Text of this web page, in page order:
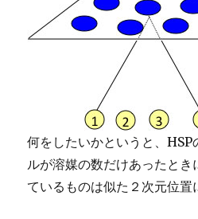
何をしたいかというと、HSP
ルが溶媒の数だけあったと
ているものは似た２次元位置